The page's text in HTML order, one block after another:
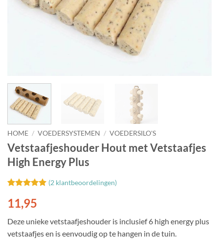
HOME / VOEDERSYSTEMEN / VOEDERSILO'S
Vetstaafjeshouder Hout met Vetstaafjes
High Energy Plus
5 op 5
gebaseerd
op
waarderingen
(2klantbeoordelingen)
11,95
Deze unieke vetstaafjeshouder is inclusief 6 high energy plus
vetstaafjes en is eenvoudig op te hangen in de tuin.